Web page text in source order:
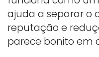
ajuda a separar o
reputação e
parece bonito em